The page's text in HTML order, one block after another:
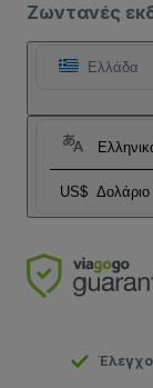
Ζωντανές
Ελλάδα
US$